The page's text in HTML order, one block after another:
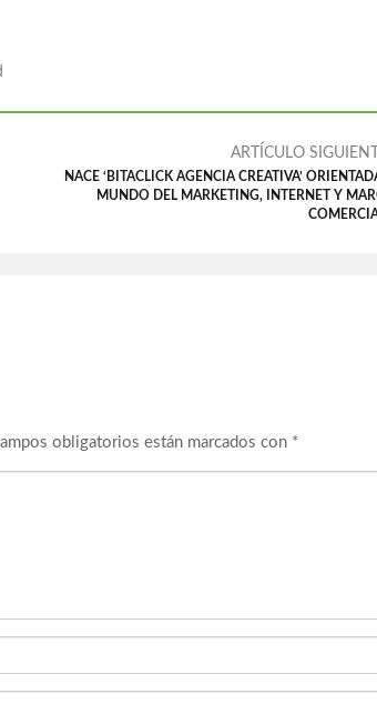
ARTÍCULO
NACE ‘BITACLICK AGENCIA CREATIVA’
MUNDO DEL MARKETING, INTERNET Y
obligatorios están marcados con *